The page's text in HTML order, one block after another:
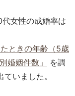
女性の成婚率は
ときの年齢（5歳
婚姻件数」
を調
いました。